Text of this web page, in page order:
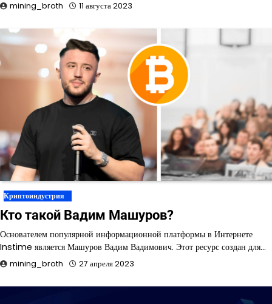
mining_broth 11 августа 2023
Криптоиндустрия
Кто такой Вадим Машуров?
Основателем популярной информационной платформы в Интернете
Instime является Машуров Вадим Вадимович. Этот ресурс создан для…
mining_broth 27 апреля 2023